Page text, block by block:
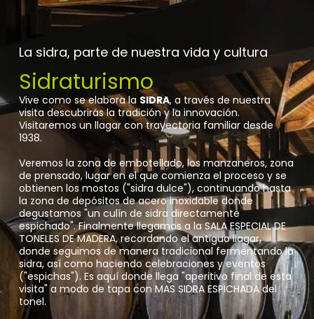
La sidra, parte de nuestra vida y cultura
Sidraturismo
Vive como se elabora la SIDRA, a través de nuestra
visita descubrirás la tradición y la innovación.
Visitaremos un llagar con trayectoria familiar desde
1938.
Veremos la zona de embotellado, los manzaneros, zona
de prensado, lugar en el que comienza el proceso y se
obtienen los mostos ("sidra dulce"), continuando hasta
la zona de depósitos de acero inoxidable donde
degustamos "un culín de sidra directamente
espichado". Finalmente llegamos a la SALA ESPECIAL DE
TONELES DE MADERA, recordando el antiguo llagar,
donde seguimos de manera tradicional fermentando la
sidra, así como haciendo celebraciones y eventos
("espichas"). Es aquí donde llega "aperitivo final de esta
visita" a modo de tapa con MAS SIDRA ESPICHADA del
tonel.